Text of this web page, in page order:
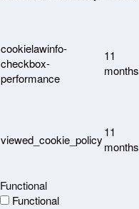
cookielawinfo-
checkbox-
performance
11
months
viewed_cookie_policy
11
months
Functional
Functional